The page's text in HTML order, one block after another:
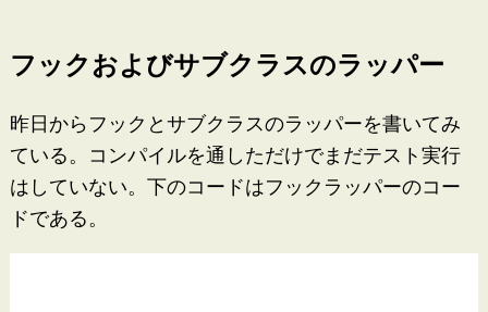
フックおよびサブクラスのラッパー
昨日からフックとサブクラスのラッパーを書いてみ
ている。コンパイルを通しただけでまだテスト実行
はしていない。下のコードはフックラッパーのコー
ドである。